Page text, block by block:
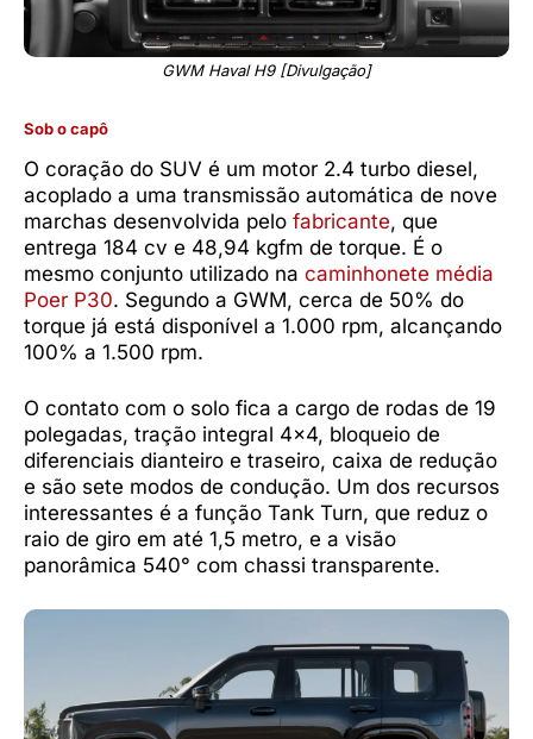
GWM Haval H9 [Divulgação]
Sob o capô
O coração do SUV é um motor 2.4 turbo diesel,
acoplado a uma transmissão automática de nove
marchas desenvolvida pelo fabricante, que
entrega 184 cv e 48,94 kgfm de torque. É o
mesmo conjunto utilizado na caminhonete média
Poer P30. Segundo a GWM, cerca de 50% do
torque já está disponível a 1.000 rpm, alcançando
100% a 1.500 rpm.
O contato com o solo fica a cargo de rodas de 19
polegadas, tração integral 4×4, bloqueio de
diferenciais dianteiro e traseiro, caixa de redução
e são sete modos de condução. Um dos recursos
interessantes é a função Tank Turn, que reduz o
raio de giro em até 1,5 metro, e a visão
panorâmica 540° com chassi transparente.